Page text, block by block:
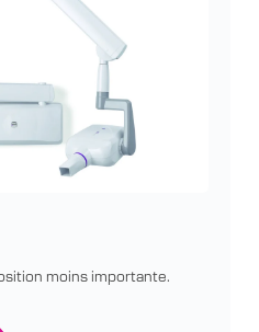
moins importante.